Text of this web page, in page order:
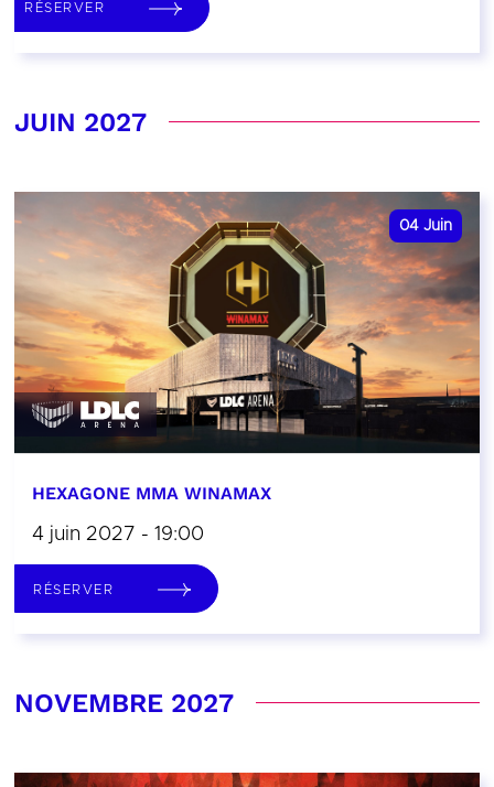
RÉSERVER
JUIN 2027
04 Juin
HEXAGONE MMA WINAMAX
4 juin 2027 - 19:00
RÉSERVER
NOVEMBRE 2027